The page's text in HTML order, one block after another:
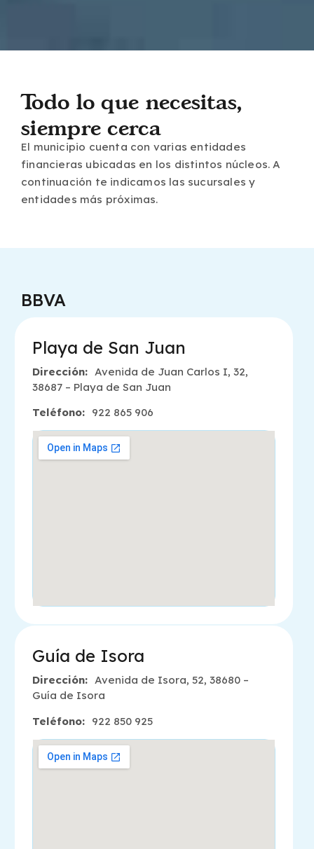
Todo lo que necesitas,
siempre cerca
El municipio cuenta con varias entidades
financieras ubicadas en los distintos núcleos. A
continuación te indicamos las sucursales y
entidades más próximas.
BBVA
Playa de San Juan
Dirección: Avenida de Juan Carlos I, 32,
38687 – Playa de San Juan
Teléfono: 922 865 906
Guía de Isora
Dirección: Avenida de Isora, 52, 38680 –
Guía de Isora
Teléfono: 922 850 925